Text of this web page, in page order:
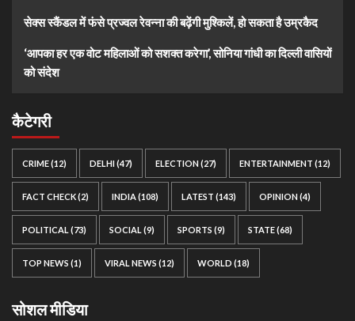
सेक्स स्कैंडल में फंसे प्रज्वल रेवन्ना की बढ़ेंगी मुश्किलें, हो सकता है उम्रकैद
‘आपका हर एक वोट महिलाओं को सशक्त करेगा’, सोनिया गांधी का दिल्ली वासियों
को संदेश
कैटेगरी
CRIME(12) DELHI(47) ELECTION(27) ENTERTAINMENT (12)
FACT CHECK(2) INDIA(108) LATEST (143) OPINION(4)
POLITICAL (73) SOCIAL (9) SPORTS (9) STATE(68)
TOP NEWS (1) VIRAL NEWS (12) WORLD (18)
सोशल मीडिया